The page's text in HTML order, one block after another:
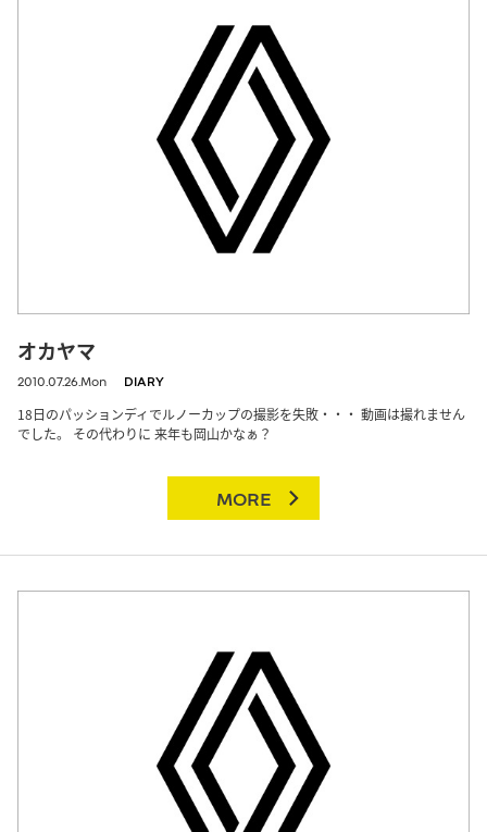
オカヤマ
2010.07.26.Mon DIARY
18日のパッションディでルノーカップの撮影を失敗・・・ 動画は撮れません
でした。 その代わりに 来年も岡山かなぁ？
MORE